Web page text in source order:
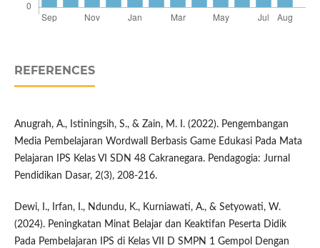
REFERENCES
Anugrah, A., Istiningsih, S., & Zain, M. I. (2022). Pengembangan
Media Pembelajaran Wordwall Berbasis Game Edukasi Pada Mata
Pelajaran IPS Kelas VI SDN 48 Cakranegara. Pendagogia: Jurnal
Pendidikan Dasar, 2(3), 208-216.
Dewi, I., Irfan, I., Ndundu, K., Kurniawati, A., & Setyowati, W.
(2024). Peningkatan Minat Belajar dan Keaktifan Peserta Didik
Pada Pembelajaran IPS di Kelas VII D SMPN 1 Gempol Dengan